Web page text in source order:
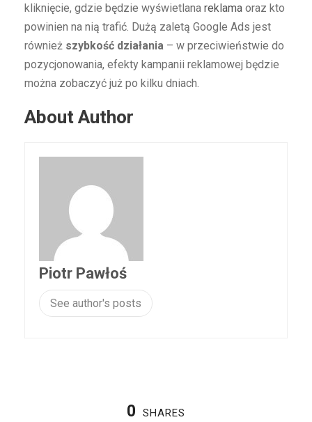
kliknięcie, gdzie będzie wyświetlana reklama oraz kto
powinien na nią trafić. Dużą zaletą Google Ads jest
również szybkość działania – w przeciwieństwie do
pozycjonowania, efekty kampanii reklamowej będzie
można zobaczyć już po kilku dniach.
About Author
Piotr Pawłoś
See author's posts
0 SHARES